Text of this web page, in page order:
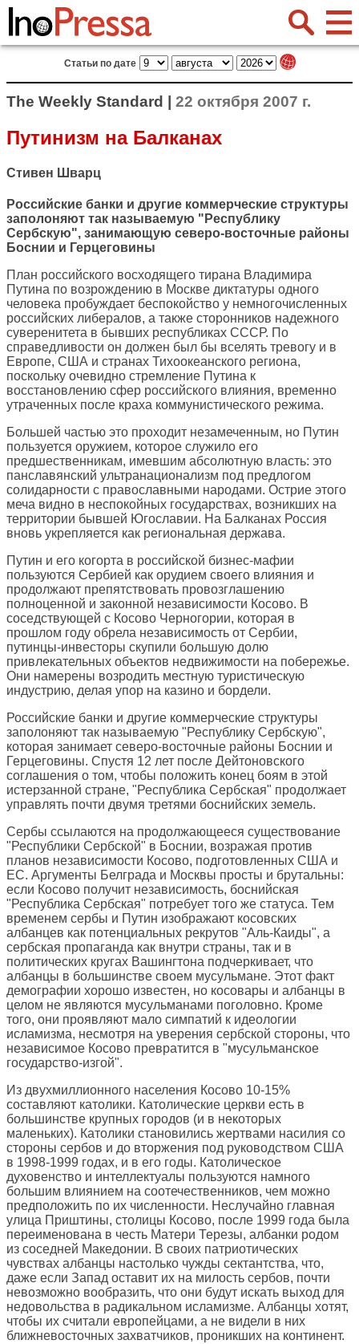
Статьи по дате
The Weekly Standard | 22 октября 2007 г.
Путинизм на Балканах
Стивен Шварц
Российские банки и другие коммерческие структуры
заполоняют так называемую "Республику
Сербскую", занимающую северо-восточные районы
Боснии и Герцеговины
План российского восходящего тирана Владимира
Путина по возрождению в Москве диктатуры одного
человека пробуждает беспокойство у немногочисленных
российских либералов, а также сторонников надежного
суверенитета в бывших республиках СССР. По
справедливости он должен был бы вселять тревогу и в
Европе, США и странах Тихоокеанского региона,
поскольку очевидно стремление Путина к
восстановлению сфер российского влияния, временно
утраченных после краха коммунистического режима.
Большей частью это проходит незамеченным, но Путин
пользуется оружием, которое служило его
предшественникам, имевшим абсолютную власть: это
панславянский ультранационализм под предлогом
солидарности с православными народами. Острие этого
меча видно в неспокойных государствах, возникших на
территории бывшей Югославии. На Балканах Россия
вновь укрепляется как региональная держава.
Путин и его когорта в российской бизнес-мафии
пользуются Сербией как орудием своего влияния и
продолжают препятствовать провозглашению
полноценной и законной независимости Косово. В
соседствующей с Косово Черногории, которая в
прошлом году обрела независимость от Сербии,
путинцы-инвесторы скупили большую долю
привлекательных объектов недвижимости на побережье.
Они намерены возродить местную туристическую
индустрию, делая упор на казино и бордели.
Российские банки и другие коммерческие структуры
заполоняют так называемую "Республику Сербскую",
которая занимает северо-восточные районы Боснии и
Герцеговины. Спустя 12 лет после Дейтоновского
соглашения о том, чтобы положить конец боям в этой
истерзанной стране, "Республика Сербская" продолжает
управлять почти двумя третями боснийских земель.
Сербы ссылаются на продолжающееся существование
"Республики Сербской" в Боснии, возражая против
планов независимости Косово, подготовленных США и
ЕС. Аргументы Белграда и Москвы просты и брутальны:
если Косово получит независимость, боснийская
"Республика Сербская" потребует того же статуса. Тем
временем сербы и Путин изображают косовских
албанцев как потенциальных рекрутов "Аль-Каиды", а
сербская пропаганда как внутри страны, так и в
политических кругах Вашингтона подчеркивает, что
албанцы в большинстве своем мусульмане. Этот факт
демографии хорошо известен, но косовары и албанцы в
целом не являются мусульманами поголовно. Кроме
того, они проявляют мало симпатий к идеологии
исламизма, несмотря на уверения сербской стороны, что
независимое Косово превратится в "мусульманское
государство-изгой".
Из двухмиллионного населения Косово 10-15%
составляют католики. Католические церкви есть в
большинстве крупных городов (и в некоторых
маленьких). Католики становились жертвами насилия со
стороны сербов и до вторжения под руководством США
в 1998-1999 годах, и в его годы. Католическое
духовенство и интеллектуалы пользуются намного
большим влиянием на соотечественников, чем можно
предположить по их численности. Неслучайно главная
улица Приштины, столицы Косово, после 1999 года была
переименована в честь Матери Терезы, албанки родом
из соседней Македонии. В своих патриотических
чувствах албанцы настолько чужды сектантства, что,
даже если Запад оставит их на милость сербов, почти
невозможно вообразить, что они будут искать выход для
недовольства в радикальном исламизме. Албанцы хотят,
чтобы их считали европейцами, а не видели в них
ближневосточных захватчиков, проникших на континент.